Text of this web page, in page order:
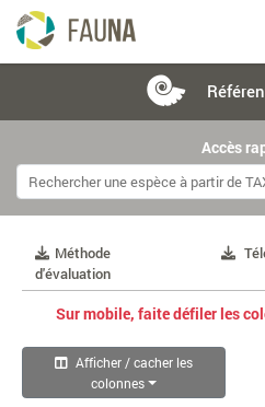
Accès
Méthode
d'évaluation
Sur mobile, faite défiler les
Afficher / cacher les
colonnes